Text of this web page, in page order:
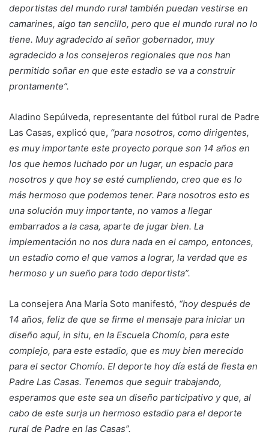
deportistas del mundo rural también puedan vestirse en
camarines, algo tan sencillo, pero que el mundo rural no lo
tiene. Muy agradecido al señor gobernador, muy
agradecido a los consejeros regionales que nos han
permitido soñar en que este estadio se va a construir
prontamente”.
Aladino Sepúlveda, representante del fútbol rural de Padre
Las Casas, explicó que, “para nosotros, como dirigentes,
es muy importante este proyecto porque son 14 años en
los que hemos luchado por un lugar, un espacio para
nosotros y que hoy se esté cumpliendo, creo que es lo
más hermoso que podemos tener. Para nosotros esto es
una solución muy importante, no vamos a llegar
embarrados a la casa, aparte de jugar bien. La
implementación no nos dura nada en el campo, entonces,
un estadio como el que vamos a lograr, la verdad que es
hermoso y un sueño para todo deportista”.
La consejera Ana María Soto manifestó, “hoy después de
14 años, feliz de que se firme el mensaje para iniciar un
diseño aquí, in situ, en la Escuela Chomío, para este
complejo, para este estadio, que es muy bien merecido
para el sector Chomío. El deporte hoy día está de fiesta en
Padre Las Casas. Tenemos que seguir trabajando,
esperamos que este sea un diseño participativo y que, al
cabo de este surja un hermoso estadio para el deporte
rural de Padre en las Casas”.